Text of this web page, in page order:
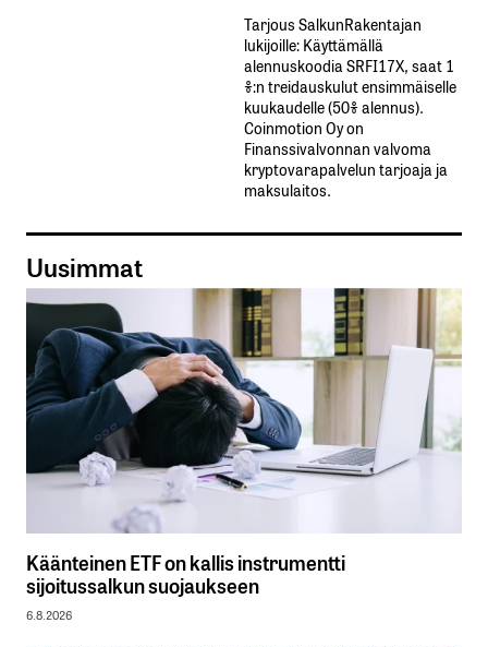
Tarjous SalkunRakentajan
lukijoille: Käyttämällä​ ​
alennuskoodia​ ​SRFI17X,​ ​saat​ ​1
%:n treidauskulut​ ​ensimmäiselle​ ​
kuukaudelle​ ​(50%​ ​alennus).
Coinmotion Oy on
Finanssivalvonnan valvoma
kryptovarapalvelun tarjoaja ja
maksulaitos.
Uusimmat
Käänteinen ETF on kallis instrumentti
sijoitussalkun suojaukseen
6.8.2026